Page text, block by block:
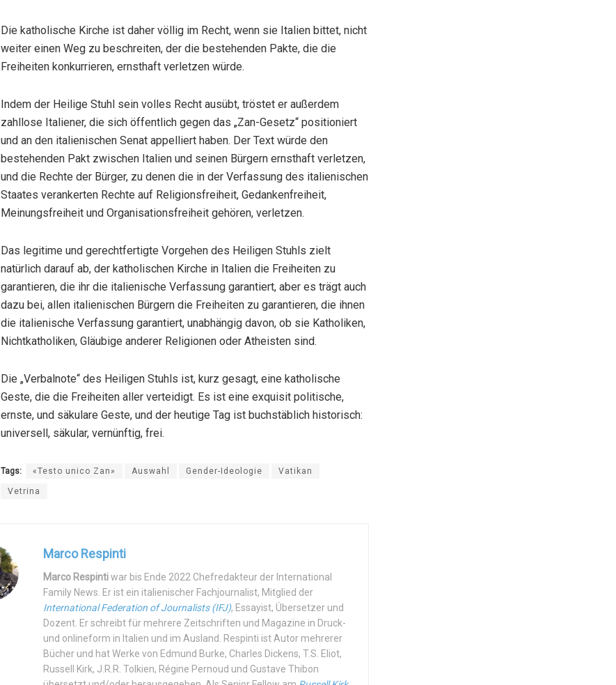
Die katholische Kirche ist daher völlig im Recht, wenn sie Italien bittet, nicht
weiter einen Weg zu beschreiten, der die bestehenden Pakte, die die
Freiheiten konkurrieren, ernsthaft verletzen würde.
Indem der Heilige Stuhl sein volles Recht ausübt, tröstet er außerdem
zahllose Italiener, die sich öffentlich gegen das „Zan-Gesetz“ positioniert
und an den italienischen Senat appelliert haben. Der Text würde den
bestehenden Pakt zwischen Italien und seinen Bürgern ernsthaft verletzen,
und die Rechte der Bürger, zu denen die in der Verfassung des italienischen
Staates verankerten Rechte auf Religionsfreiheit, Gedankenfreiheit,
Meinungsfreiheit und Organisationsfreiheit gehören, verletzen.
Das legitime und gerechtfertigte Vorgehen des Heiligen Stuhls zielt
natürlich darauf ab, der katholischen Kirche in Italien die Freiheiten zu
garantieren, die ihr die italienische Verfassung garantiert, aber es trägt auch
dazu bei, allen italienischen Bürgern die Freiheiten zu garantieren, die ihnen
die italienische Verfassung garantiert, unabhängig davon, ob sie Katholiken,
Nichtkatholiken, Gläubige anderer Religionen oder Atheisten sind.
Die „Verbalnote“ des Heiligen Stuhls ist, kurz gesagt, eine katholische
Geste, die die Freiheiten aller verteidigt. Es ist eine exquisit politische,
ernste, und säkulare Geste, und der heutige Tag ist buchstäblich historisch:
universell, säkular, vernünftig, frei.
Tags: «Testo unico Zan» Auswahl Gender-Ideologie Vatikan
Vetrina
Marco Respinti
Marco Respintiwar bis Ende 2022 Chefredakteur der International
Family News. Er ist ein italienischer Fachjournalist, Mitglied der
International Federation of Journalists (IFJ), Essayist, Übersetzer und
Dozent. Er schreibt für mehrere Zeitschriften und Magazine in Druck-
und onlineform in Italien und im Ausland. Respinti ist Autor mehrerer
Bücher und hat Werke von Edmund Burke, Charles Dickens, T.S. Eliot,
Russell Kirk, J.R.R. Tolkien, Régine Pernoud und Gustave Thibon